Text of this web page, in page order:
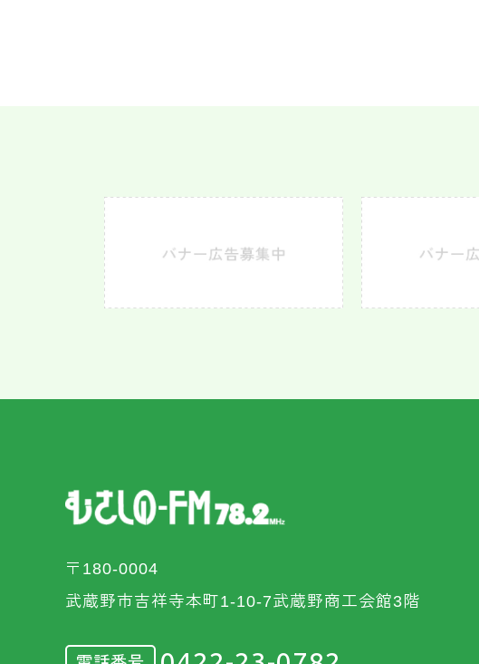
〒180-0004
武蔵野市吉祥寺本町1-10-7武蔵野商工会館3階